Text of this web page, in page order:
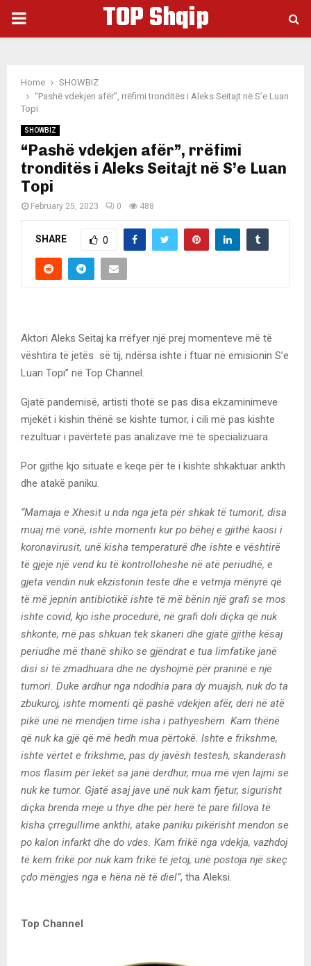
PRIMARY
TOP Shqip
Home
SHOWBIZ
“Pashë vdekjen afër”, rrëfimi tronditës i Aleks Seitajt në S’e Luan
Topi
SHOWBIZ
“Pashë vdekjen afër”, rrëfimi
tronditës i Aleks Seitajt në S’e Luan
Topi
February 25, 2023 0 488
SHARE 0
Aktori Aleks Seitaj ka rrëfyer një prej momenteve më të
vështira të jetës së tij, ndërsa ishte i ftuar në emisionin S’e
Luan Topi” në Top Channel.
Gjatë pandemisë, artisti thotë se pas disa ekzaminimeve
mjekët i kishin thënë se kishte tumor, i cili më pas kishte
rezultuar i pavërtetë pas analizave më të specializuara.
Por gjithë kjo situatë e keqe për të i kishte shkaktuar ankth
dhe atakë paniku.
“Mamaja e Xhesit u nda nga jeta për shkak të tumorit, disa
muaj më vonë, ishte momenti kur po bëhej e gjithë kaosi i
koronavirusit, unë kisha temperaturë dhe ishte e vështirë
të gjeje një vend ku të kontrolloheshe në atë periudhë, e
gjeta vendin nuk ekzistonin teste dhe e vetmja mënyrë që
të më jepnin antibiotikë ishte të më bënin një grafi se mos
ishte covid, kjo ishe procedurë, në grafi doli diçka që nuk
shkonte, më pas shkuan tek skaneri dhe gjatë gjithë kësaj
periudhe më thanë shiko se gjëndrat e tua limfatike janë
disi si të zmadhuara dhe ne dyshojmë për praninë e një
tumori. Duke ardhur nga ndodhia para dy muajsh, nuk do ta
zbukuroj, ishte momenti që pashë vdekjen afër, deri në atë
pikë unë në mendjen time isha i pathyeshëm. Kam thënë
që nuk ka gjë që më hedh mua përtokë. Ishte e frikshme,
ishte vërtet e frikshme, pas dy javësh testesh, skanderash
mos flasim për lekët sa janë derdhur, mua më vjen lajmi se
nuk ke tumor. Gjatë asaj jave unë nuk kam fjetur, sigurisht
diçka brenda meje u thye dhe për herë të parë fillova të
kisha çrregullime ankthi, atake paniku pikërisht mendon se
po kalon infarkt dhe do vdes. Kam frikë nga vdekja, vazhdoj
të kem frikë por nuk kam frikë të jetoj, unë postoja një skeç
çdo mëngjes nga e hëna në të diel”, tha Aleksi.
Top Channel